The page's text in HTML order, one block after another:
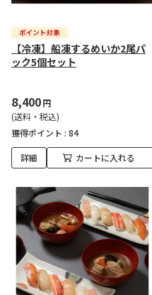
【冷凍】船凍するめいか2尾パ
ック5個セット
8,400円
(送料・税込)
獲得ポイント : 84
詳細 カートに入れる